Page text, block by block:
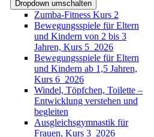
Dropdown umschalten
Zumba-Fitness Kurs 2
Bewegungsspiele für Eltern
und Kindern von 2 bis 3
Jahren, Kurs 5_2026
Bewegungsspiele für Eltern
und Kindern ab 1,5 Jahren,
Kurs 6_2026
Windel, Töpfchen, Toilette –
Entwicklung verstehen und
begleiten
Ausgleichsgymnastik für
Frauen, Kurs 3_2026